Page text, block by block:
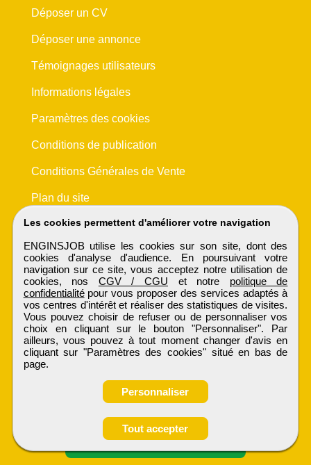
Obtenir ses
coordonnées
Les cookies permettent d'améliorer votre navigation
ENGINSJOB utilise les cookies sur son site, dont des
cookies d'analyse d'audience. En poursuivant votre
navigation sur ce site, vous acceptez notre utilisation de
cookies, nos CGV / CGU et notre politique de
confidentialitépour vous proposer des services adaptés à
vos centres d'intérêt et réaliser des statistiques de visites.
Vous pouvez choisir de refuser ou de personnaliser vos
choix en cliquant sur le bouton "Personnaliser". Par
ailleurs, vous pouvez à tout moment changer d'avis en
cliquant sur "Paramètres des cookies" situé en bas de
page.
Personnaliser
Tout accepter
Déposer un CV
Déposer une annonce
Témoignages utilisateurs
Informations légales
Paramètres des cookies
Conditions de publication
Conditions Générales de Vente
Plan du site
ENGINSJOB
Tous droits réservés © 1999 - 2026